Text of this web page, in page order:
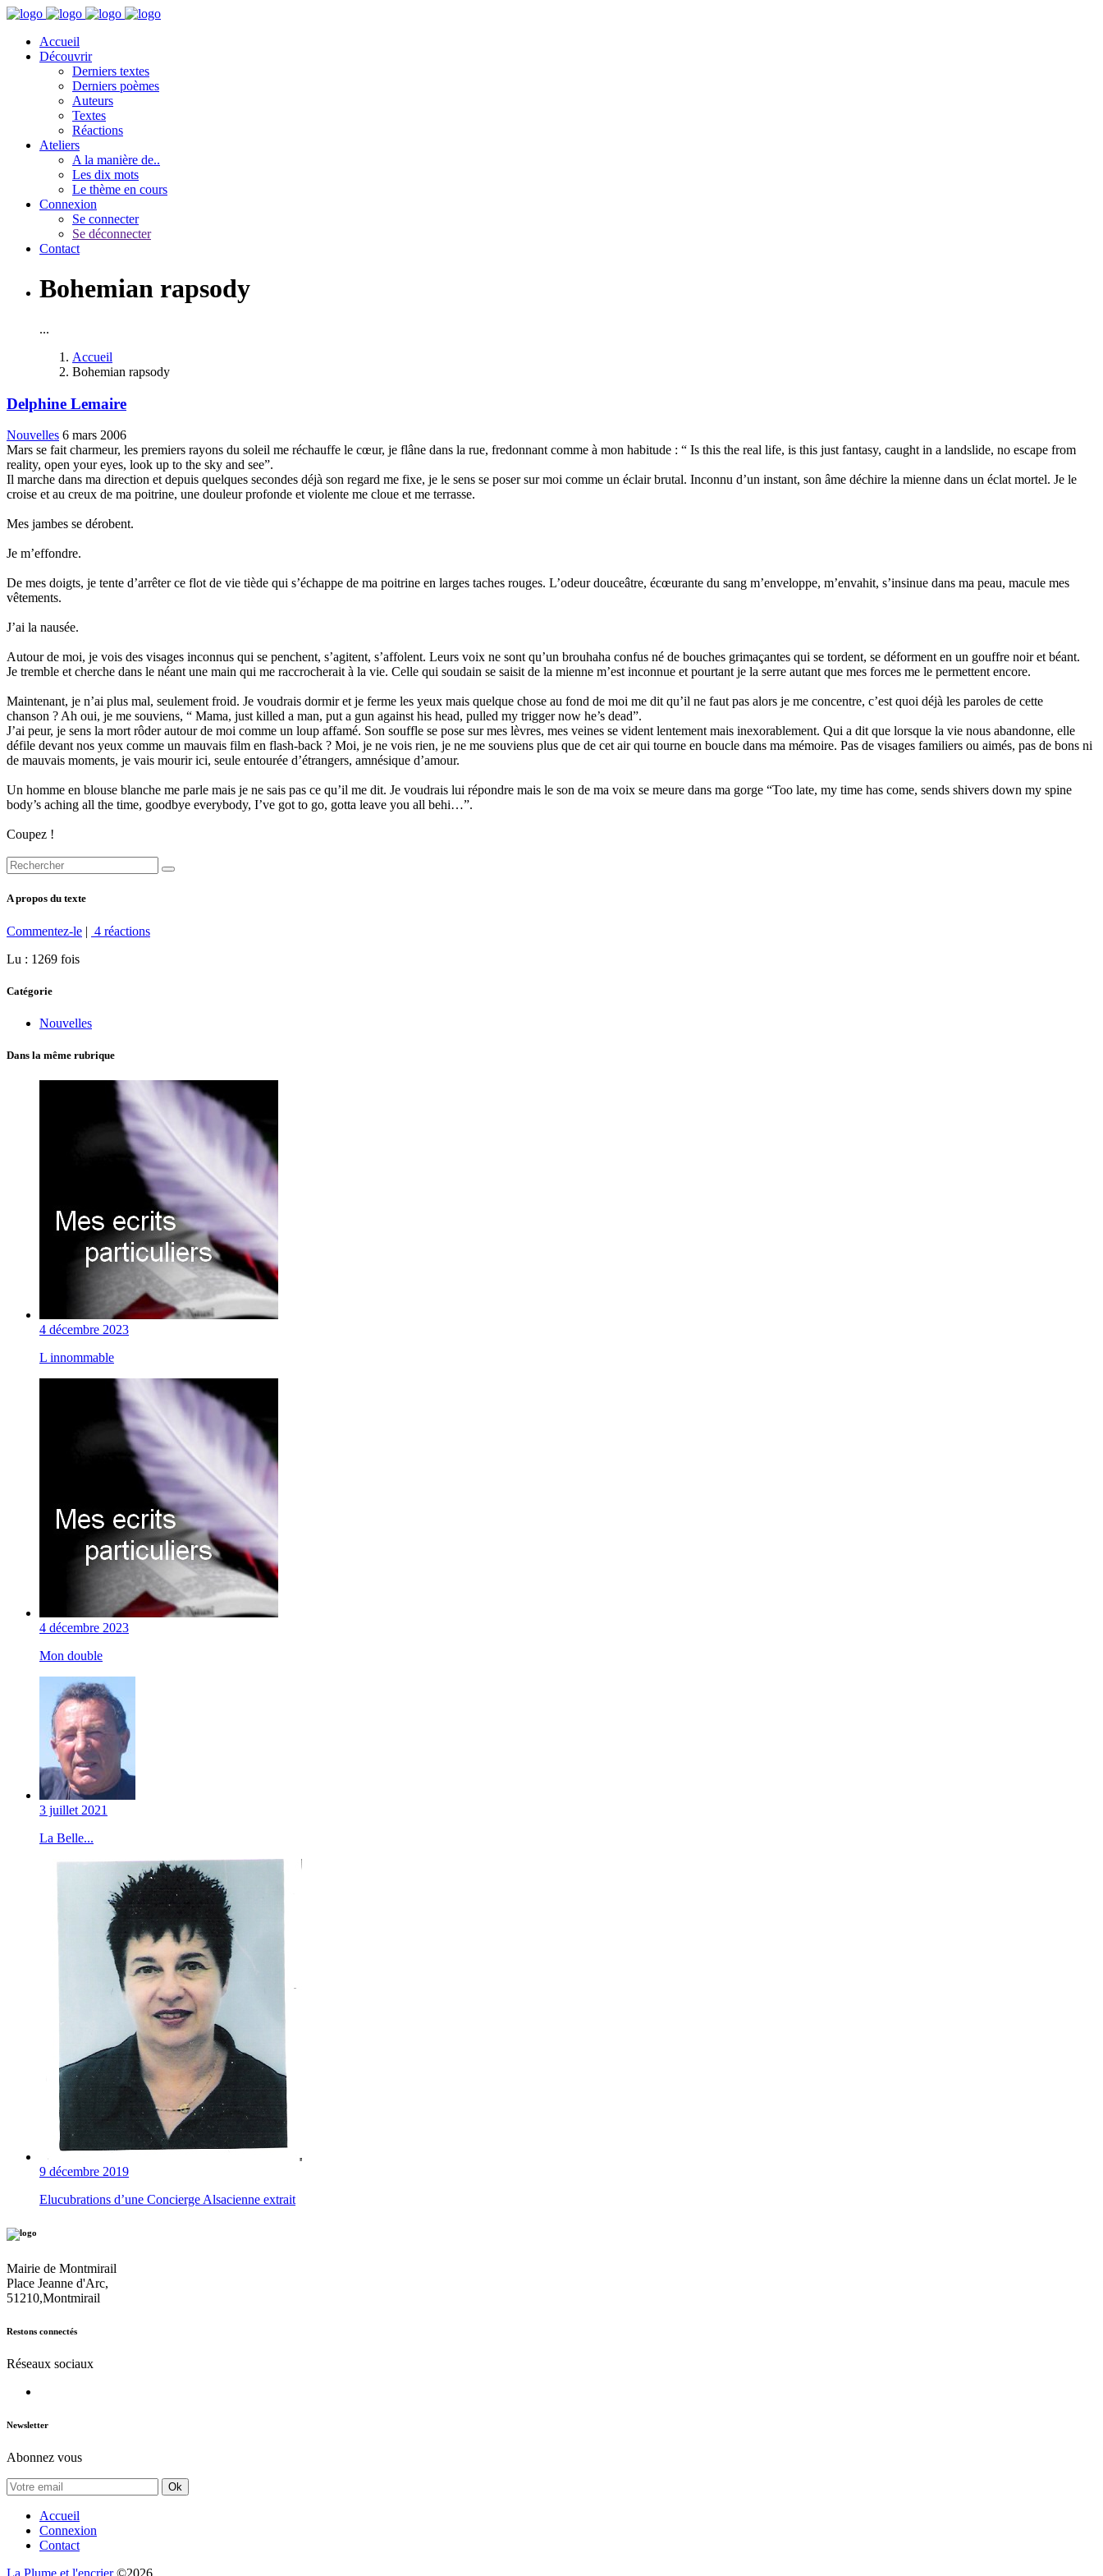
Accueil
Découvrir
Derniers textes
Derniers poèmes
Auteurs
Textes
Réactions
Ateliers
A la manière de..
Les dix mots
Le thème en cours
Connexion
Se connecter
Se déconnecter
Contact
Bohemian rapsody
...
Accueil
Bohemian rapsody
Delphine Lemaire
Nouvelles 6 mars 2006
Mars se fait charmeur, les premiers rayons du soleil me réchauffe le cœur, je flâne dans la rue, fredonnant comme à mon habitude : “ Is this the real life, is this just fantasy, caught in a landslide, no escape from
reality, open your eyes, look up to the sky and see”.
Il marche dans ma direction et depuis quelques secondes déjà son regard me fixe, je le sens se poser sur moi comme un éclair brutal. Inconnu d’un instant, son âme déchire la mienne dans un éclat mortel. Je le
croise et au creux de ma poitrine, une douleur profonde et violente me cloue et me terrasse.
Mes jambes se dérobent.
Je m’effondre.
De mes doigts, je tente d’arrêter ce flot de vie tiède qui s’échappe de ma poitrine en larges taches rouges. L’odeur douceâtre, écœurante du sang m’enveloppe, m’envahit, s’insinue dans ma peau, macule mes
vêtements.
J’ai la nausée.
Autour de moi, je vois des visages inconnus qui se penchent, s’agitent, s’affolent. Leurs voix ne sont qu’un brouhaha confus né de bouches grimaçantes qui se tordent, se déforment en un gouffre noir et béant.
Je tremble et cherche dans le néant une main qui me raccrocherait à la vie. Celle qui soudain se saisit de la mienne m’est inconnue et pourtant je la serre autant que mes forces me le permettent encore.
Maintenant, je n’ai plus mal, seulement froid. Je voudrais dormir et je ferme les yeux mais quelque chose au fond de moi me dit qu’il ne faut pas alors je me concentre, c’est quoi déjà les paroles de cette
chanson ? Ah oui, je me souviens, “ Mama, just killed a man, put a gun against his head, pulled my trigger now he’s dead”.
J’ai peur, je sens la mort rôder autour de moi comme un loup affamé. Son souffle se pose sur mes lèvres, mes veines se vident lentement mais inexorablement. Qui a dit que lorsque la vie nous abandonne, elle
défile devant nos yeux comme un mauvais film en flash-back ? Moi, je ne vois rien, je ne me souviens plus que de cet air qui tourne en boucle dans ma mémoire. Pas de visages familiers ou aimés, pas de bons ni
de mauvais moments, je vais mourir ici, seule entourée d’étrangers, amnésique d’amour.
Un homme en blouse blanche me parle mais je ne sais pas ce qu’il me dit. Je voudrais lui répondre mais le son de ma voix se meure dans ma gorge “Too late, my time has come, sends shivers down my spine
body’s aching all the time, goodbye everybody, I’ve got to go, gotta leave you all behi…”.
Coupez !
A propos du texte
Commentez-le | 4 réactions
Lu : 1269 fois
Catégorie
Nouvelles
Dans la même rubrique
4 décembre 2023
L innommable
4 décembre 2023
Mon double
3 juillet 2021
La Belle...
9 décembre 2019
Elucubrations d’une Concierge Alsacienne extrait
Mairie de Montmirail
Place Jeanne d'Arc,
51210,Montmirail
Restons connectés
Réseaux sociaux
Newsletter
Abonnez vous
Ok
Accueil
Connexion
Contact